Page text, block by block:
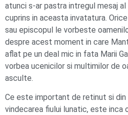
atunci s-ar pastra intregul mesaj
cuprins in aceasta invatatura.
sau episcopul le vorbeste
despre acest moment in care
aflat pe un deal mic in fata Marii
vorbea ucenicilor si multimilor de
asculte.
Ce este important de retinut si din
vindecarea fiului lunatic, este inca